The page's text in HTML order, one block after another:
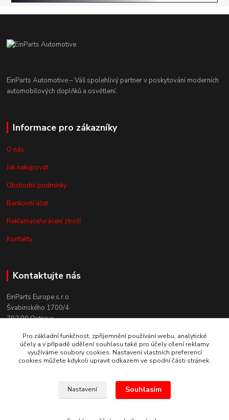
EinParts Automotive – Váš spolehlivý partner v poskytování moderních
automobilových doplňků a osvětlení.
Informace pro zákazníky
O nás
Jak nakupovat
Obchodní podmínky
Bankovní účet
Reklamace/vrácení zboží
Kontakty
Kontaktujte nás
EinParts Europe s.r.o.
Švabinského 1700/4
702 00 Ostrava
+420 558 080 004
(po. - pá. 9:00-13:00)
obchod@einparts.cz
© Copyright 2025 EinParts Online Store. All Rights Reserved.
Pro základní funkčnost, zpříjemnění používání webu, analytické
účely a v případě udělení souhlasu také pro účely cílení reklamy
využíváme soubory cookies. Nastavení vlastních preferencí
cookies můžete kdykoli upravit odkazem ve spodní části stránek.
Nastavení Souhlasím